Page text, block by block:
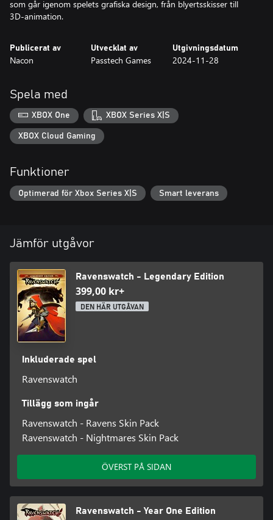
som går igenom spelets grafiska design, från blyertsskisser till
3D-animation.
Publicerat av
Nacon
Utvecklat av
Passtech Games
Utgivningsdatum
2024-11-28
Spela med
XBOX One XBOX Series X|S
XBOX Cloud Gaming
Funktioner
Optimerad för Xbox Series X|S Smart leverans
Jämför utgåvor
Ravenswatch - Legendary Edition
399,00 kr+
DEN HÄR UTGÅVAN
Inkluderade spel
Ravenswatch
Tillägg som ingår
Ravenswatch - Ravens Skin Pack
Ravenswatch - Nightmares Skin Pack
ÖVERST PÅ SIDAN
Ravenswatch - Year One Edition